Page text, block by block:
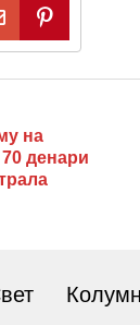
на
денари